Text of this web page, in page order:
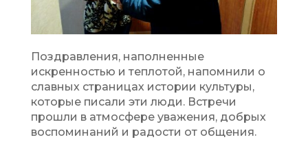
Поздравления, наполненные
искренностью и теплотой, напомнили о
славных страницах истории культуры,
которые писали эти люди. Встречи
прошли в атмосфере уважения, добрых
воспоминаний и радости от общения.